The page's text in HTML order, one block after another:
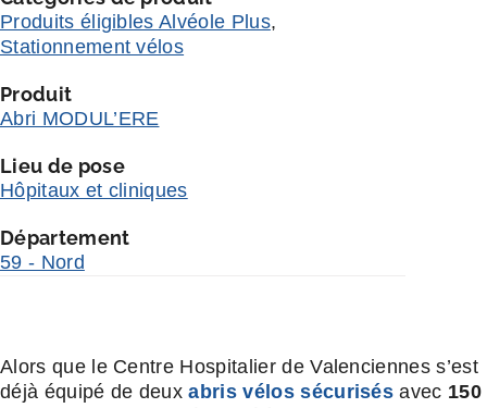
Produits éligibles Alvéole Plus,
Stationnement vélos
Produit
Abri MODUL’ERE
Lieu de pose
Hôpitaux et cliniques
Département
59 - Nord
Alors que le Centre Hospitalier de Valenciennes s’est
déjà équipé de deuxabris vélos sécurisés avec 150